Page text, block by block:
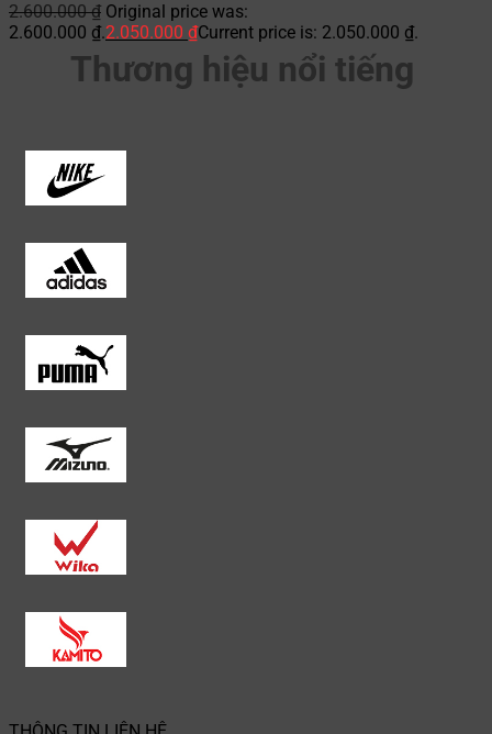
2.600.000₫ Original price was:
2.600.000 ₫.2.050.000 ₫Current price is: 2.050.000 ₫.
Thương hiệu nổi tiếng